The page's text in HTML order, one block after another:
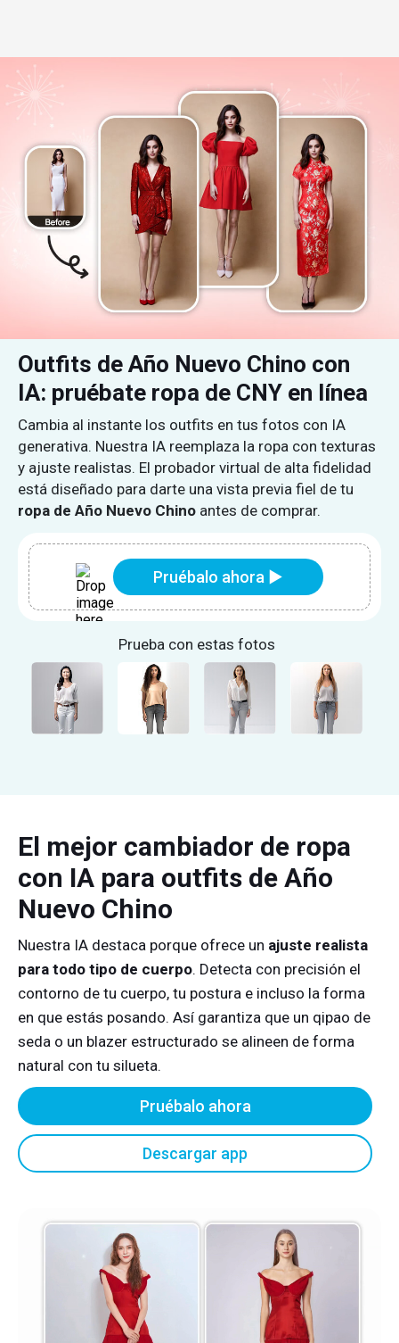
Outfits de Año Nuevo Chino con
IA: pruébate ropa de CNY en línea
Cambia al instante los outfits en tus fotos con IA
generativa. Nuestra IA reemplaza la ropa con texturas
y ajuste realistas. El probador virtual de alta fidelidad
está diseñado para darte una vista previa fiel de tu
ropa de Año Nuevo Chino antes de comprar.
Pruébalo ahora ▶
Prueba con estas fotos
El mejor cambiador de ropa
con IA para outfits de Año
Nuevo Chino
Nuestra IA destaca porque ofrece un ajuste realista
para todo tipo de cuerpo. Detecta con precisión el
contorno de tu cuerpo, tu postura e incluso la forma
en que estás posando. Así garantiza que un qipao de
seda o un blazer estructurado se alineen de forma
natural con tu silueta.
Pruébalo ahora
Descargar app